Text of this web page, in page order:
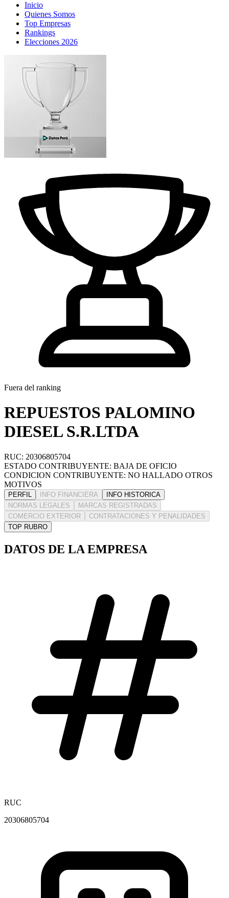
Inicio
Quienes Somos
Top Empresas
Rankings
Elecciones 2026
Fuera del ranking
REPUESTOS PALOMINO
DIESEL S.R.LTDA
RUC: 20306805704
ESTADO CONTRIBUYENTE: BAJA DE OFICIO
CONDICION CONTRIBUYENTE: NO HALLADO OTROS
MOTIVOS
PERFIL INFO FINANCIERA
INFO HISTORICA
NORMAS LEGALES
MARCAS REGISTRADAS
COMERCIO EXTERIOR
CONTRATACIONES Y PENALIDADES
TOP RUBRO
DATOS DE LA EMPRESA
RUC
20306805704